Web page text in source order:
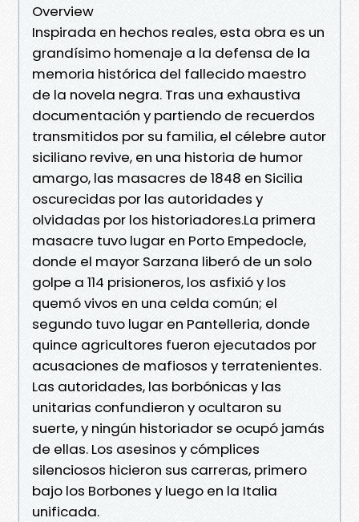
Overview
Inspirada en hechos reales, esta obra es un
grandísimo homenaje a la defensa de la
memoria histórica del fallecido maestro
de la novela negra. Tras una exhaustiva
documentación y partiendo de recuerdos
transmitidos por su familia, el célebre autor
siciliano revive, en una historia de humor
amargo, las masacres de 1848 en Sicilia
oscurecidas por las autoridades y
olvidadas por los historiadores.La primera
masacre tuvo lugar en Porto Empedocle,
donde el mayor Sarzana liberó de un solo
golpe a 114 prisioneros, los asfixió y los
quemó vivos en una celda común; el
segundo tuvo lugar en Pantelleria, donde
quince agricultores fueron ejecutados por
acusaciones de mafiosos y terratenientes.
Las autoridades, las borbónicas y las
unitarias confundieron y ocultaron su
suerte, y ningún historiador se ocupó jamás
de ellas. Los asesinos y cómplices
silenciosos hicieron sus carreras, primero
bajo los Borbones y luego en la Italia
unificada.